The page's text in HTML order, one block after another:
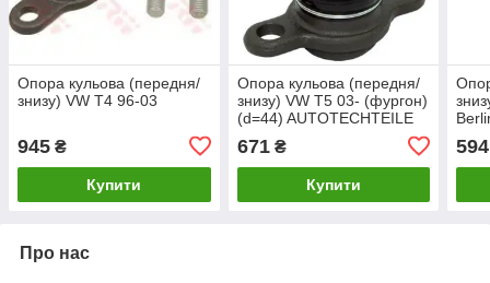
Опора кульова (передня/
знизу) VW T4 96-03
945 ₴
Купити
Опора кульова (передня/
знизу) VW T5 03- (фургон)
(d=44) AUTOTECHTEILE
671₴
Купити
594
Про нас